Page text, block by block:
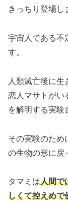
きっちり登場し
宇宙人である不
す。
人類滅亡後に
恋人マサトがい
を解明する実験
その実験のため
の生物の形に戻
タマミは人間で
しくて控えめで